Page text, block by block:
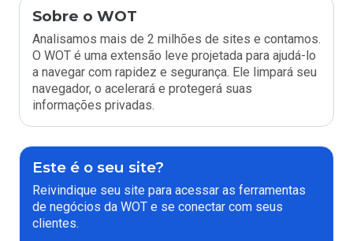
Sobre o WOT
Analisamos mais de 2 milhões de sites e contamos.
O WOT é uma extensão leve projetada para ajudá-lo
a navegar com rapidez e segurança. Ele limpará seu
navegador, o acelerará e protegerá suas
informações privadas.
Este é o seu site?
Reivindique seu site para acessar as ferramentas
de negócios da WOT e se conectar com seus
clientes.